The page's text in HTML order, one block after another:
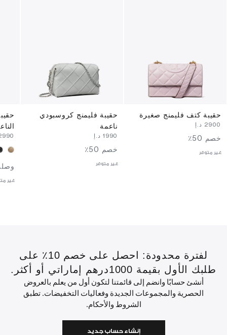
حقيبة كتف فليمنج صغيرة
خصم 50٪
غير متوفر
حقيبة فليمنج كروسبودي
ناعمة
خصم 50٪
غير متوفر
غير
لفترة محدودة: احصل على خصم 10٪ على
طلبك الأول بقيمة 1000درهم إماراتي أو أكثر.
أنشئ حسابًا وانضم إلى قائمتنا لتكون أول من يعلم بالعروض
الحصرية والمجموعات الجديدة وفعاليات التخفيضات. تطبق
الشروط والأحكام.
إنشاء حساب جديد